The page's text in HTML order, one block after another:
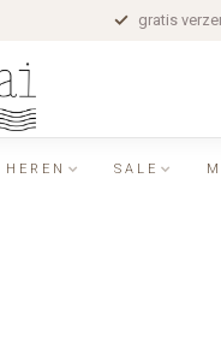
gratis
HEREN SALE